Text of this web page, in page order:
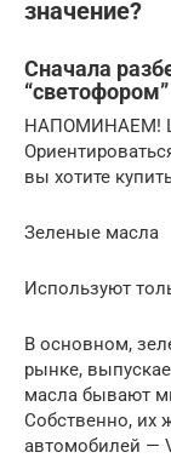
значение?
Сначала
“светофором”
НАПОМИНАЕМ!
вы хотите
Зеленые масла
Используют
В основном,
рынке,
масла бывают
Собственно, их
автомобилей —